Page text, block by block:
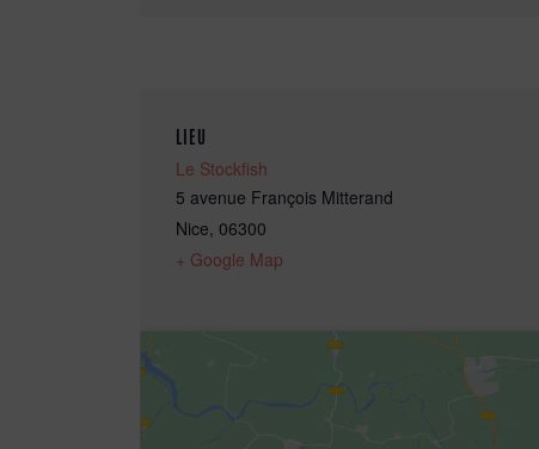
LIEU
Le Stockfish
5 avenue François Mitterand
Nice, 06300
+ Google Map